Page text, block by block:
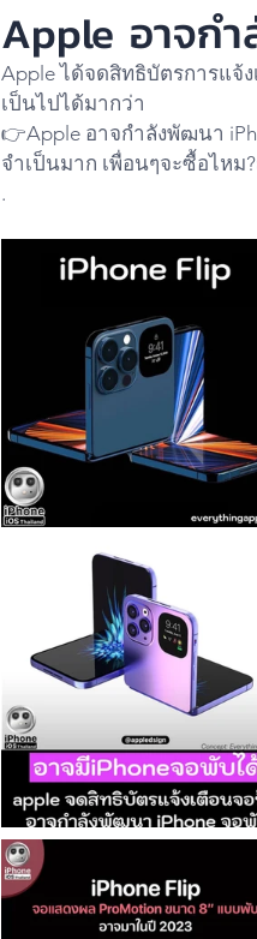
Apple อาจก
Apple ได้จดสิทธิบัตรการแจ้
เป็นไปได้มากว่า
👉Apple อาจกำลังพัฒนา
จำเป็นมาก เพื่อนๆจะซื้อไหม
.